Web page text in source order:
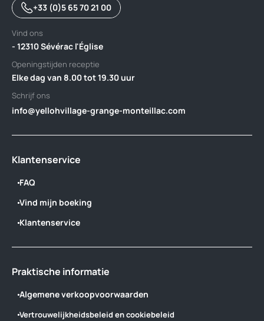
+33 (0)5 65 70 21 00
Vind ons
- 12310 Sévérac l'Église
Openingstijden receptie
Elke dag van 8.00 tot 19.30 uur
Schrijf ons
info@yellohvillage-grange-monteillac.com
Klantenservice
FAQ
Vind mijn boeking
Klantenservice
Praktische informatie
Algemene verkoopvoorwaarden
Vertrouwelijkheidsbeleid en cookiebeleid